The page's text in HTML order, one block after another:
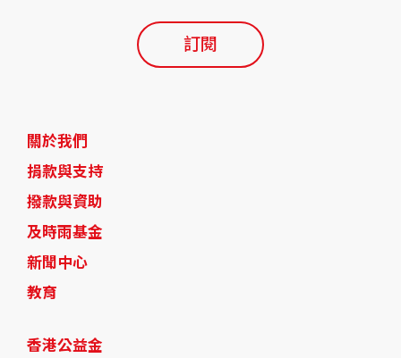
關於我們
捐款與支持
撥款與資助
及時雨基金
新聞中心
教育
香港公益金
訂閱